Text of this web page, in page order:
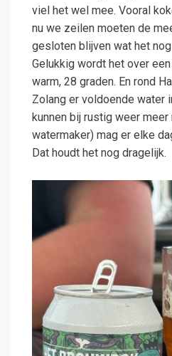
viel het wel mee. Vooral
nu we zeilen moeten de
gesloten blijven wat het
Gelukkig wordt het over
warm, 28 graden. En rond
Zolang er voldoende water
kunnen bij rustig weer meer
watermaker) mag er elke
Dat houdt het nog dragelijk.